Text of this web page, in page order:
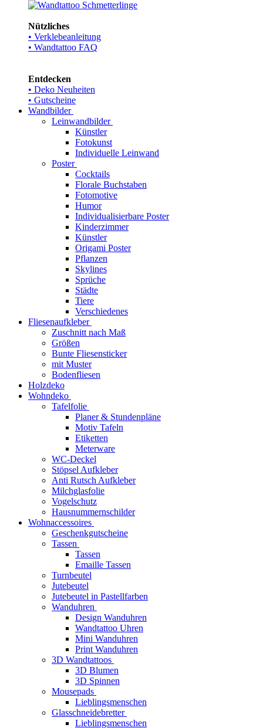
Nützliches
• Verklebeanleitung
• Wandtattoo FAQ
Entdecken
• Deko Neuheiten
• Gutscheine
Wandbilder
Leinwandbilder
Künstler
Fotokunst
Individuelle Leinwand
Poster
Cocktails
Florale Buchstaben
Fotomotive
Humor
Individualisierbare Poster
Kinderzimmer
Künstler
Origami Poster
Pflanzen
Skylines
Sprüche
Städte
Tiere
Verschiedenes
Fliesenaufkleber
Zuschnitt nach Maß
Größen
Bunte Fliesensticker
mit Muster
Bodenfliesen
Holzdeko
Wohndeko
Tafelfolie
Planer & Stundenpläne
Motiv Tafeln
Etiketten
Meterware
WC-Deckel
Stöpsel Aufkleber
Anti Rutsch Aufkleber
Milchglasfolie
Vogelschutz
Hausnummernschilder
Wohnaccessoires
Geschenkgutscheine
Tassen
Tassen
Emaille Tassen
Turnbeutel
Jutebeutel
Jutebeutel in Pastellfarben
Wanduhren
Design Wanduhren
Wandtattoo Uhren
Mini Wanduhren
Print Wanduhren
3D Wandtattoos
3D Blumen
3D Spinnen
Mousepads
Lieblingsmenschen
Glasschneidebretter
Lieblingsmenschen